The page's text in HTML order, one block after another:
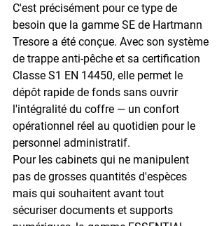
C'est précisément pour ce type de
besoin que la gamme SE de Hartmann
Tresore a été conçue. Avec son système
de trappe anti-pêche et sa certification
Classe S1 EN 14450, elle permet le
dépôt rapide de fonds sans ouvrir
l'intégralité du coffre — un confort
opérationnel réel au quotidien pour le
personnel administratif.
Pour les cabinets qui ne manipulent
pas de grosses quantités d'espèces
mais qui souhaitent avant tout
sécuriser documents et supports